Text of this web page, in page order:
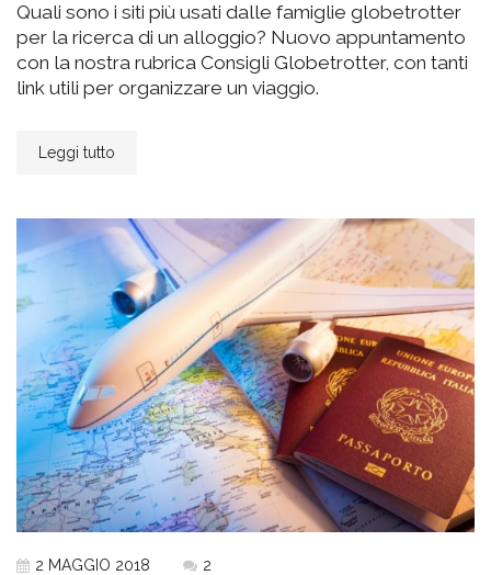
Quali sono i siti più usati dalle famiglie globetrotter
per la ricerca di un alloggio? Nuovo appuntamento
con la nostra rubrica Consigli Globetrotter, con tanti
link utili per organizzare un viaggio.
Leggi tutto
2 MAGGIO 2018 2